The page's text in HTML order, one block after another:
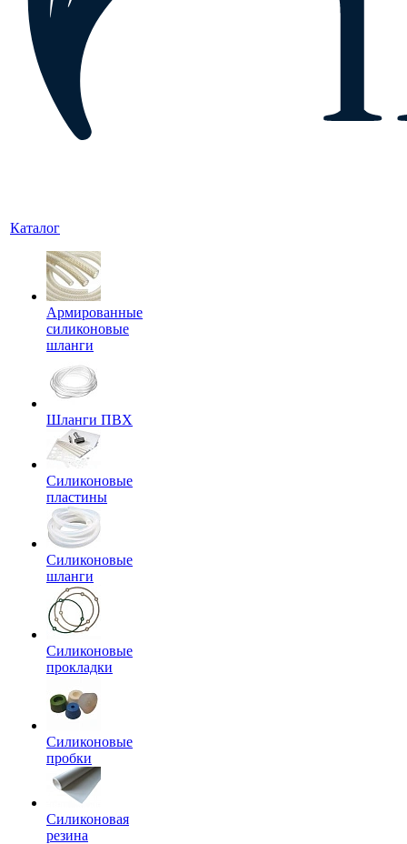
Каталог
Армированные
силиконовые
шланги
Шланги ПВХ
Силиконовые
пластины
Силиконовые
шланги
Силиконовые
прокладки
Силиконовые
пробки
Силиконовая
резина